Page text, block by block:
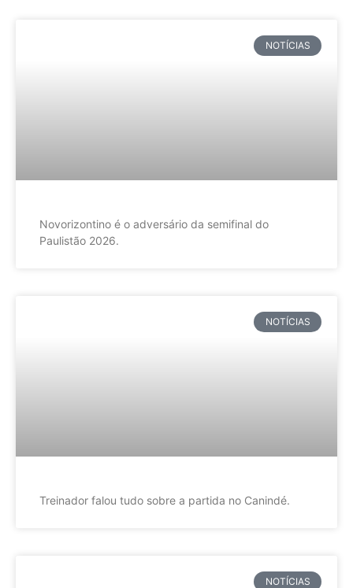
NOTÍCIAS
Novorizontino é o adversário da semifinal do
Paulistão 2026.
NOTÍCIAS
Treinador falou tudo sobre a partida no Canindé.
NOTÍCIAS